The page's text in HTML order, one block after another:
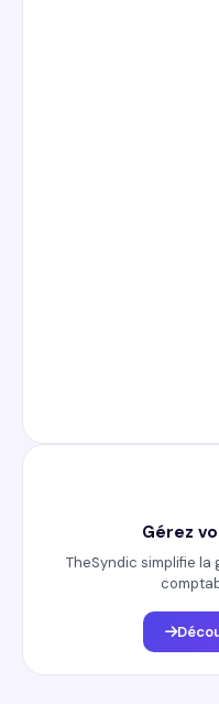
Gérez
TheSyndic simplifie la